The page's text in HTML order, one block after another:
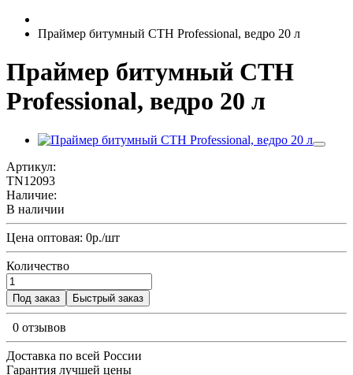
Праймер битумный СТН Professional, ведро 20 л
Праймер битумный СТН
Professional, ведро 20 л
Артикул:
TN12093
Наличие:
В наличии
Цена оптовая: 0р./шт
Количество
Под заказ Быстрый заказ
0 отзывов
Доставка по всей России
Гарантия лучшей цены